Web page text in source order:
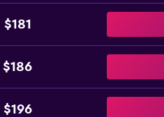
$181
$186
$196